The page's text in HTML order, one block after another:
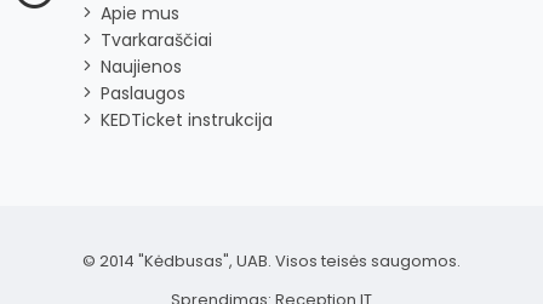
Apie mus
Tvarkaraščiai
Naujienos
Paslaugos
KEDTicket instrukcija
© 2014 "Kėdbusas", UAB. Visos teisės saugomos.